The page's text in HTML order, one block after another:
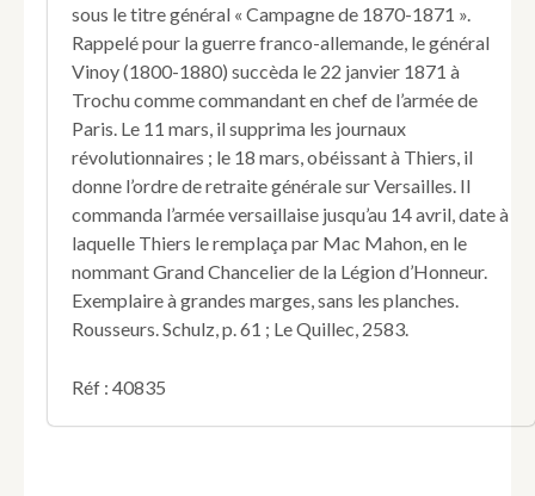
et
de
l'Armée
de
réserve.
sous le titre général « Campagne de 1870-1871 ».
Rappelé pour la guerre franco-allemande, le général
Vinoy (1800-1880) succèda le 22 janvier 1871 à
Trochu comme commandant en chef de l’armée de
Paris. Le 11 mars, il supprima les journaux
révolutionnaires ; le 18 mars, obéissant à Thiers, il
donne l’ordre de retraite générale sur Versailles. Il
commanda l’armée versaillaise jusqu’au 14 avril, date à
laquelle Thiers le remplaça par Mac Mahon, en le
nommant Grand Chancelier de la Légion d’Honneur.
Exemplaire à grandes marges, sans les planches.
Rousseurs. Schulz, p. 61 ; Le Quillec, 2583.
Réf : 40835